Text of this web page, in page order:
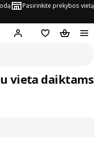
Pasirinkite prekybos vietą
Hej! Prisijungti
Pageidavimų
Pirkinių
vieta daiktams